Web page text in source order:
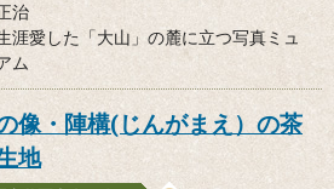
治
涯愛した「大山」の麓に立つ写真ミュ
ム
像・陣構(じんがまえ）の茶
地